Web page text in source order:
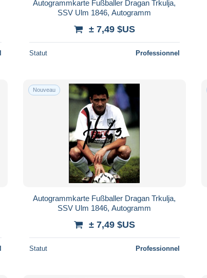
Autogrammkarte Fußballer Dragan Trkulja,
SSV Ulm 1846, Autogramm
± 7,49 $US
Statut Professionnel
Nouveau
Autogrammkarte Fußballer Dragan Trkulja,
SSV Ulm 1846, Autogramm
± 7,49 $US
Statut Professionnel